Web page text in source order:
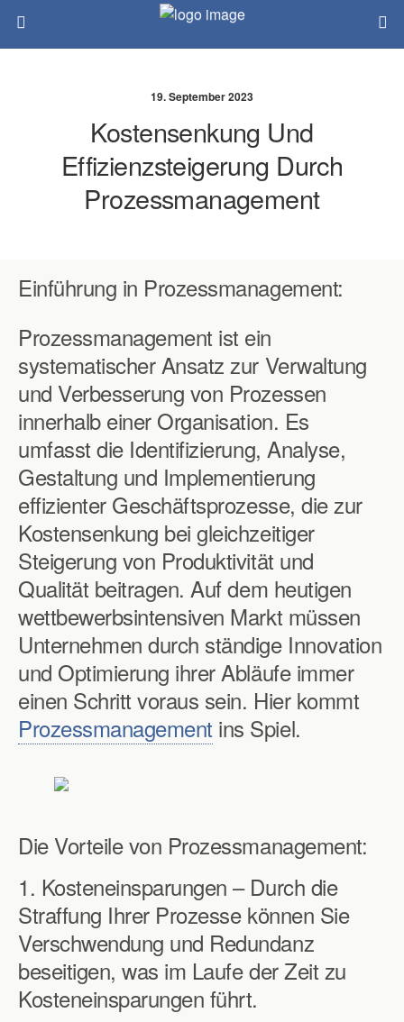
19. September 2023
Kostensenkung Und
Effizienzsteigerung Durch
Prozessmanagement
Einführung in Prozessmanagement:
Prozessmanagement ist ein
systematischer Ansatz zur Verwaltung
und Verbesserung von Prozessen
innerhalb einer Organisation. Es
umfasst die Identifizierung, Analyse,
Gestaltung und Implementierung
effizienter Geschäftsprozesse, die zur
Kostensenkung bei gleichzeitiger
Steigerung von Produktivität und
Qualität beitragen. Auf dem heutigen
wettbewerbsintensiven Markt müssen
Unternehmen durch ständige Innovation
und Optimierung ihrer Abläufe immer
einen Schritt voraus sein. Hier kommt
Prozessmanagement ins Spiel.
Die Vorteile von Prozessmanagement:
1. Kosteneinsparungen – Durch die
Straffung Ihrer Prozesse können Sie
Verschwendung und Redundanz
beseitigen, was im Laufe der Zeit zu
Kosteneinsparungen führt.